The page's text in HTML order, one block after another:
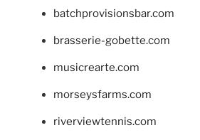
batchprovisionsbar.com
brasserie-gobette.com
musicrearte.com
morseysfarms.com
riverviewtennis.com